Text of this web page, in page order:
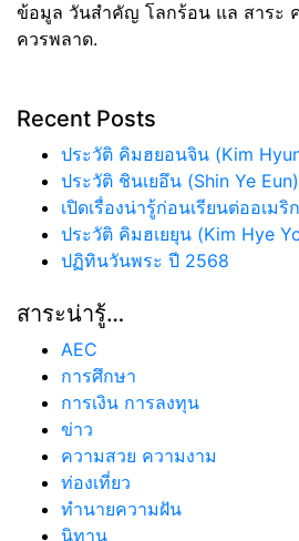
ข้อมูล วันสำคัญ โลกร้อน แล สาระ
ควรพลาด.
Recent Posts
ประวัติ คิมฮยอนจิน (Kim
ประวัติ ชินเยอึน (Shin Ye Eun)
เปิดเรื่องน่ารู้ก่อนเรียนต่ออเม
ประวัติ คิมฮเยยุน (Kim Hye
ปฏิทินวันพระ ปี 2568
สาระน่ารู้…
AEC
การศึกษา
การเงิน การลงทุน
ข่าว
ความสวย ความงาม
ท่องเที่ยว
ทํานายความฝัน
นิทาน